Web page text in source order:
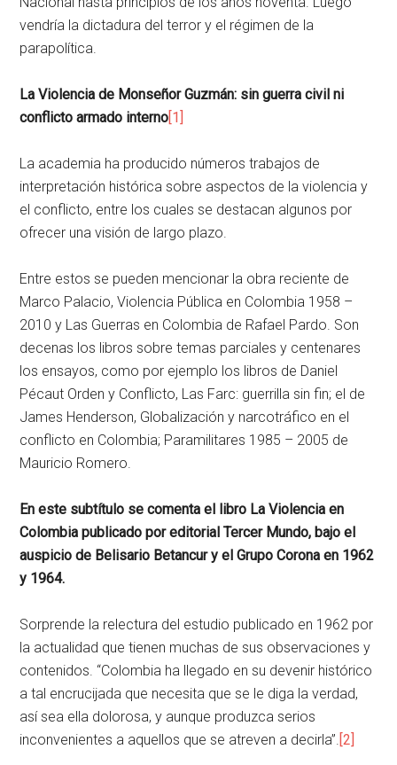
vendría la dictadura del terror y el régimen de la
parapolítica.
La Violencia de Monseñor Guzmán: sin guerra civil ni
conflicto armado interno[1]
La academia ha producido números trabajos de
interpretación histórica sobre aspectos de la violencia y
el conflicto, entre los cuales se destacan algunos por
ofrecer una visión de largo plazo.
Entre estos se pueden mencionar la obra reciente de
Marco Palacio, Violencia Pública en Colombia 1958 –
2010 y Las Guerras en Colombia de Rafael Pardo. Son
decenas los libros sobre temas parciales y centenares
los ensayos, como por ejemplo los libros de Daniel
Pécaut Orden y Conflicto, Las Farc: guerrilla sin fin; el de
James Henderson, Globalización y narcotráfico en el
conflicto en Colombia; Paramilitares 1985 – 2005 de
Mauricio Romero.
En este subtítulo se comenta el libro La Violencia en
Colombia publicado por editorial Tercer Mundo, bajo el
auspicio de Belisario Betancur y el Grupo Corona en 1962
y 1964.
Sorprende la relectura del estudio publicado en 1962 por
la actualidad que tienen muchas de sus observaciones y
contenidos. “Colombia ha llegado en su devenir histórico
a tal encrucijada que necesita que se le diga la verdad,
así sea ella dolorosa, y aunque produzca serios
inconvenientes a aquellos que se atreven a decirla”. [2]